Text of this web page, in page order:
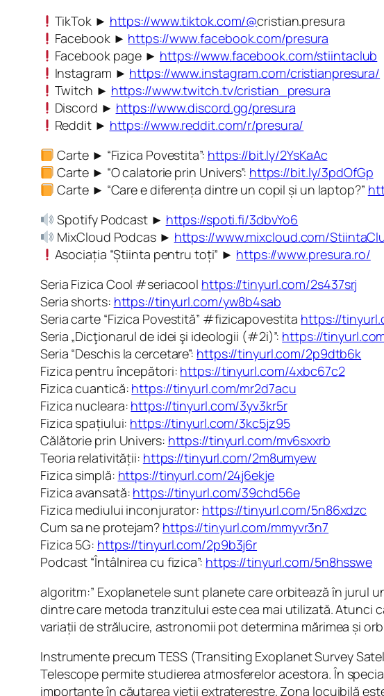
TikTok ► https://www.tiktok.com/@cristian.presura
Facebook ► https://www.facebook.com/presura
Facebook page ► https://www.facebook.com/stiintaclub
Instagram ► https://www.instagram.com/cristianpresura/
Twitch ► https://www.twitch.tv/cristian_presura
Discord ► https://www.discord.gg/presura
Reddit ► https://www.reddit.com/r/presura/
Carte ► “Fizica Povestita”: https://bit.ly/2YsKaAc
Carte ► “O calatorie prin Univers”: https://bit.ly/3pdOfGp
Carte ► “Care e diferența dintre un copil și un laptop?”
Spotify Podcast ► https://spoti.fi/3dbvYo6
MixCloud Podcas ► https://www.mixcloud.com/
Asociația “Știinta pentru toți” ► https://www.presura.ro/
Seria Fizica Cool #seriacool https://tinyurl.com/2s437srj
Seria shorts: https://tinyurl.com/yw8b4sab
Seria carte “Fizica Povestită” #fizicapovestita https://
Seria „Dicţionarul de idei şi ideologii (#2i)”: https://
Seria “Deschis la cercetare”: https://tinyurl.com/2p9dtb6k
Fizica pentru începători: https://tinyurl.com/4xbc67c2
Fizica cuantică: https://tinyurl.com/mr2d7acu
Fizica nucleara: https://tinyurl.com/3yv3kr5r
Fizica spațiului: https://tinyurl.com/3kc5jz95
Călătorie prin Univers: https://tinyurl.com/mv6sxxrb
Teoria relativității: https://tinyurl.com/2m8umyew
Fizica simplă: https://tinyurl.com/24j6ekje
Fizica avansată: https://tinyurl.com/39chd56e
Fizica mediului inconjurator: https://tinyurl.com/5n86xdzc
Cum sa ne protejam? https://tinyurl.com/mmyvr3n7
Fizica 5G: https://tinyurl.com/2p9b3j6r
Podcast “Întâlnirea cu fizica”: https://tinyurl.com/5n8hsswe
algoritm:” Exoplanetele sunt planete care orbitează în jurul
dintre care metoda tranzitului este cea mai utilizată. Atunci
variații de strălucire, astronomii pot determina mărimea și
Instrumente precum TESS (Transiting Exoplanet Survey
Telescope permite studierea atmosferelor acestora. În
importante în căutarea vieții extraterestre. Zona locuibilă